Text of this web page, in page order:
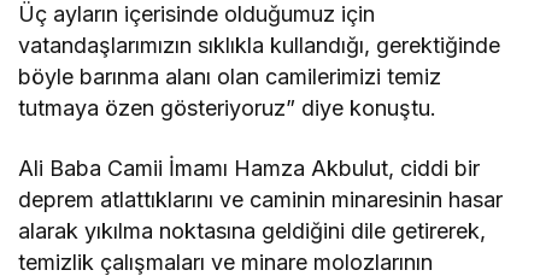
Üç ayların içerisinde olduğumuz için
vatandaşlarımızın sıklıkla kullandığı, gerektiğinde
böyle barınma alanı olan camilerimizi temiz
tutmaya özen gösteriyoruz” diye konuştu.
Ali Baba Camii İmamı Hamza Akbulut, ciddi bir
deprem atlattıklarını ve caminin minaresinin hasar
alarak yıkılma noktasına geldiğini dile getirerek,
temizlik çalışmaları ve minare molozlarının